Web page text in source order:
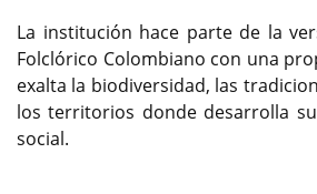
La institución hace parte de la
Folclórico Colombiano con una
exalta la biodiversidad, las
los territorios donde desarrolla
social.